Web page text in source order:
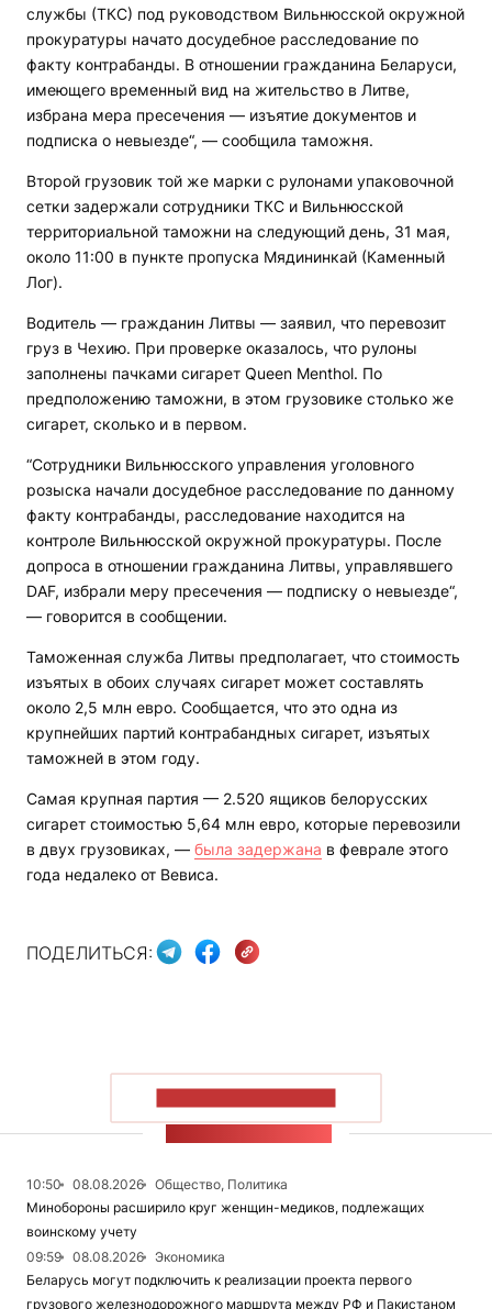
службы (ТКС) под руководством Вильнюсской окружной
прокуратуры начато досудебное расследование по
факту контрабанды. В отношении гражданина Беларуси,
имеющего временный вид на жительство в Литве,
избрана мера пресечения — изъятие документов и
подписка о невыезде“, — сообщила таможня.
Второй грузовик той же марки с рулонами упаковочной
сетки задержали сотрудники ТКС и Вильнюсской
территориальной таможни на следующий день, 31 мая,
около 11:00 в пункте пропуска Мядининкай (Каменный
Лог).
Водитель — гражданин Литвы — заявил, что перевозит
груз в Чехию. При проверке оказалось, что рулоны
заполнены пачками сигарет Queen Menthol. По
предположению таможни, в этом грузовике столько же
сигарет, сколько и в первом.
“Сотрудники Вильнюсского управления уголовного
розыска начали досудебное расследование по данному
факту контрабанды, расследование находится на
контроле Вильнюсской окружной прокуратуры. После
допроса в отношении гражданина Литвы, управлявшего
DAF, избрали меру пресечения — подписку о невыезде“,
— говорится в сообщении.
Таможенная служба Литвы предполагает, что стоимость
изъятых в обоих случаях сигарет может составлять
около 2,5 млн евро. Сообщается, что это одна из
крупнейших партий контрабандных сигарет, изъятых
таможней в этом году.
Самая крупная партия — 2.520 ящиков белорусских
сигарет стоимостью 5,64 млн евро, которые перевозили
в двух грузовиках, — была задержана в феврале этого
года недалеко от Вевиса.
ПОДЕЛИТЬСЯ:
10:50 08.08.2026
Общество, Политика
Минобороны расширило круг женщин-медиков, подлежащих
воинскому учету
09:59
08.08.2026
Экономика
Беларусь могут подключить к реализации проекта первого
грузового железнодорожного маршрута между РФ и Пакистаном